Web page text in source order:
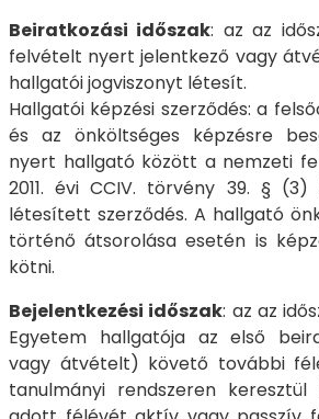
Beiratkozási időszak: az az
felvételt nyert jelentkező vagy
hallgatói jogviszonyt létesít.
Hallgatói képzési szerződés: a
és az önköltséges képzésre
nyert hallgató között a nemzeti
2011. évi CCIV. törvény 39. § (3)
létesített szerződés. A hallgató
történő átsorolása esetén is
kötni.
Bejelentkezési időszak: az az
Egyetem hallgatója az első
vagy átvételt) követő további
tanulmányi rendszeren